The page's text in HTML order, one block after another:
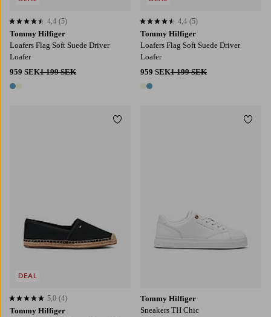
Tommy Hilfiger
Loafers Flag Soft Suede Driver
Loafer
959 SEK1 199 SEK
2 färger
4,4 baserat på 5 st betyg
4,4 (5)
Tommy Hilfiger
Loafers Flag Soft Suede Driver
Loafer
959 SEK1 199 SEK
2 färger
4,4 baserat på 5 st betyg
4,4 (5)
Tommy Hilfiger
5,0 baserat på 4 st betyg
5,0 (4)
DEAL
Lägg till i favoriter
Tommy Hilfiger
Sneakers TH Chic